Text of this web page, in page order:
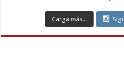
Escort
Carga más...